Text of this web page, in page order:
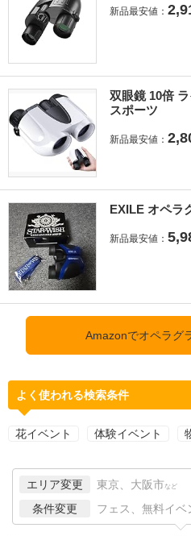
新品最安値：
双眼鏡 10倍
スポーツ
新品最安値：
EXILE オペラ
新品最安値：
Amazonでオペラグ
よく使われる検索条件
花イベント 体験イベント
エリア変更 東京、大阪市 など
条件変更 フェス、無料イベ